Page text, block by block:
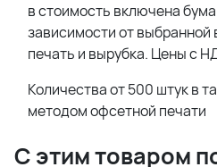
в стоимость включена
зависимости от
печать и вырубка. Цены с
Количества от 500 штук в
методом офсетной печати
С этим товаром